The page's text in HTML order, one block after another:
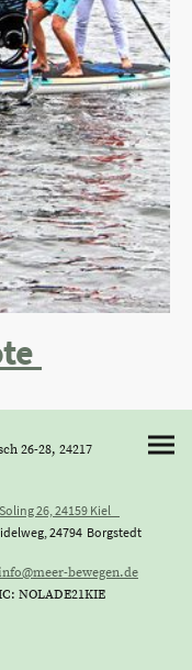
26-28, 24217
26, 24159 Kiel
24794 Borgstedt
bewegen.de
NOLADE21KIE